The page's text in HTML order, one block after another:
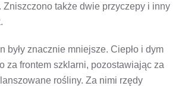
Zniszczono także dwie przyczepy i inny
były znacznie mniejsze. Ciepło i dym
za frontem szklarni, pozostawiając za
rośliny. Za nimi rzędy